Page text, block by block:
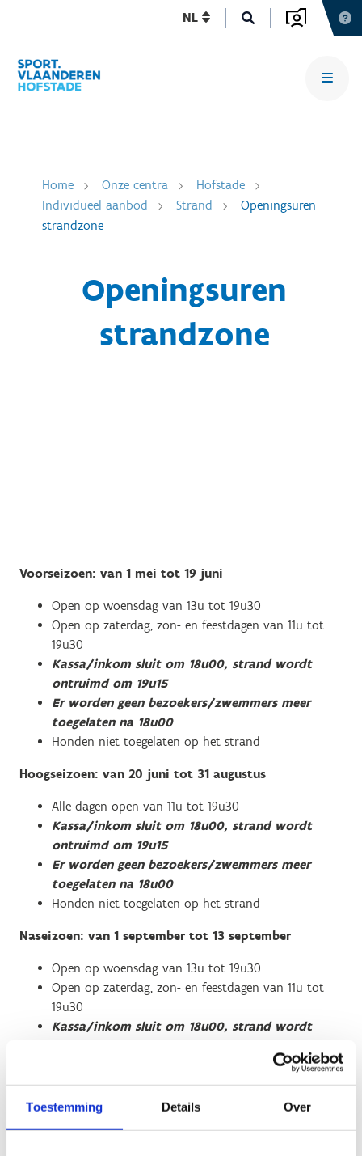
Toestemming Details Over
NL
Home Onze centra
Hofstade
Individueel aanbod
Strand
Openingsuren
strandzone
Openingsuren
strandzone
Voorseizoen: van 1 mei tot 19 juni
Open op woensdag van 13u tot 19u30
Open op zaterdag, zon- en feestdagen van 11u tot
19u30
Kassa/inkom sluit om 18u00, strand wordt
ontruimd om 19u15
Er worden geen bezoekers/zwemmers meer
toegelaten na 18u00
Honden niet toegelaten op het strand
Hoogseizoen: van 20 juni tot 31 augustus
Alle dagen open van 11u tot 19u30
Kassa/inkom sluit om 18u00, strand wordt
ontruimd om 19u15
Er worden geen bezoekers/zwemmers meer
toegelaten na 18u00
Honden niet toegelaten op het strand
Naseizoen: van 1 september tot 13 september
Open op woensdag van 13u tot 19u30
Open op zaterdag, zon- en feestdagen van 11u tot
19u30
Kassa/inkom sluit om 18u00, strand wordt
Er worden geen bezoekers/zwemmers meer
toegelaten na 18u00
Honden niet toegelaten op het strand
Winterperiode: 14 september - 30 april